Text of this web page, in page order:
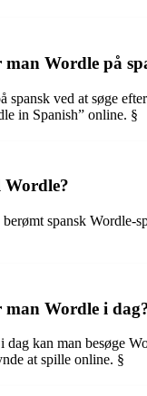
Wordle på
spansk ved at søge
in Spanish” online. §
Wordle?
spansk Wordle-
Wordle i
dag kan man besøge
at spille online. §